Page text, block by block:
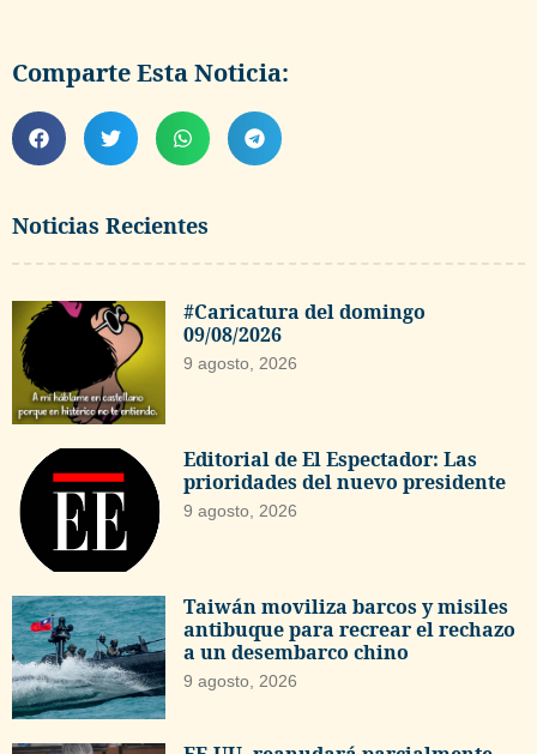
Noticias Recientes
#Caricatura del domingo
09/08/2026
9 agosto, 2026
Editorial de El Espectador: Las
prioridades del nuevo presidente
9 agosto, 2026
Taiwán moviliza barcos y misiles
antibuque para recrear el rechazo
a un desembarco chino
9 agosto, 2026
Comparte Esta Noticia: